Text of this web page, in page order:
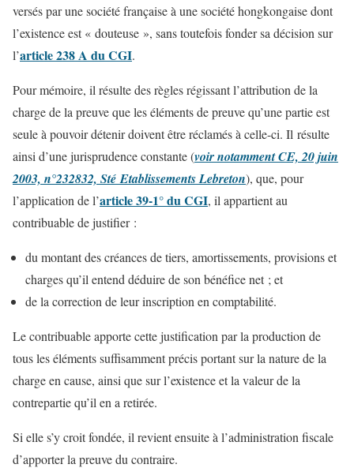
versés par une société française à une société hongkongaise dont
l’existence est « douteuse », sans toutefois fonder sa décision sur
l’article 238 A du CGI.
Pour mémoire, il résulte des règles régissant l’attribution de la
charge de la preuve que les éléments de preuve qu’une partie est
seule à pouvoir détenir doivent être réclamés à celle-ci. Il résulte
ainsi d’une jurisprudence constante (voir notamment CE, 20 juin
2003, n°232832, Sté Etablissements Lebreton), que, pour
l’application de l’article 39-1° du CGI, il appartient au
contribuable de justifier :
du montant des créances de tiers, amortissements, provisions et
charges qu’il entend déduire de son bénéfice net ; et
de la correction de leur inscription en comptabilité.
Le contribuable apporte cette justification par la production de
tous les éléments suffisamment précis portant sur la nature de la
charge en cause, ainsi que sur l’existence et la valeur de la
contrepartie qu’il en a retirée.
Si elle s’y croit fondée, il revient ensuite à l’administration fiscale
d’apporter la preuve du contraire.